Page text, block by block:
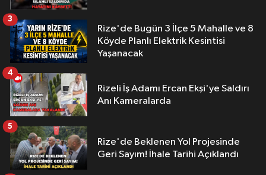
Rize'de Bugün 3 İlçe 5 Mahalle ve 8
Köyde Planlı Elektrik Kesintisi
Yaşanacak
3
Rizeli İş Adamı Ercan Ekşi'ye Saldırı
Anı Kameralarda
4
Rize'de Beklenen Yol Projesinde
Geri Sayım! İhale Tarihi Açıklandı
5